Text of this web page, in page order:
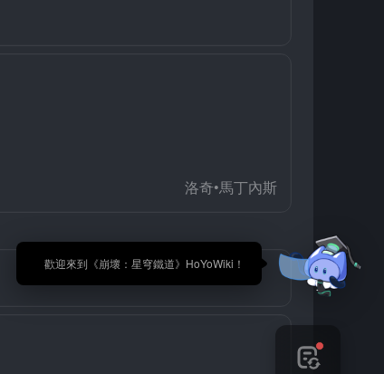
🎉 歡迎來到《崩壞：星穹鐵道》HoYoWiki！
洛奇•馬丁內斯